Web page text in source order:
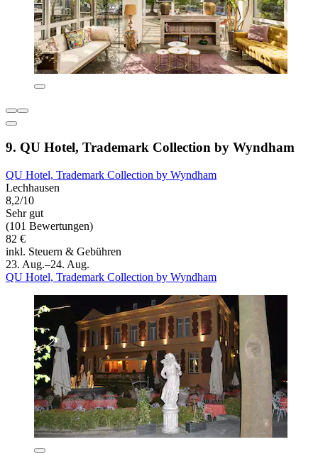
9. QU Hotel, Trademark Collection by Wyndham
QU Hotel, Trademark Collection by Wyndham
Lechhausen
8,2/10
Sehr gut
(101 Bewertungen)
82 €
inkl. Steuern & Gebühren
23. Aug.–24. Aug.
QU Hotel, Trademark Collection by Wyndham